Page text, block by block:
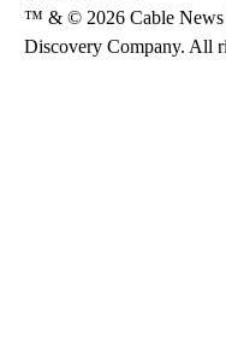
™ & © 2026 Cable News
Discovery Company. All